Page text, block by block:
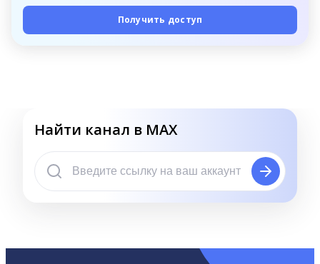
Получить доступ
Найти канал в MAX